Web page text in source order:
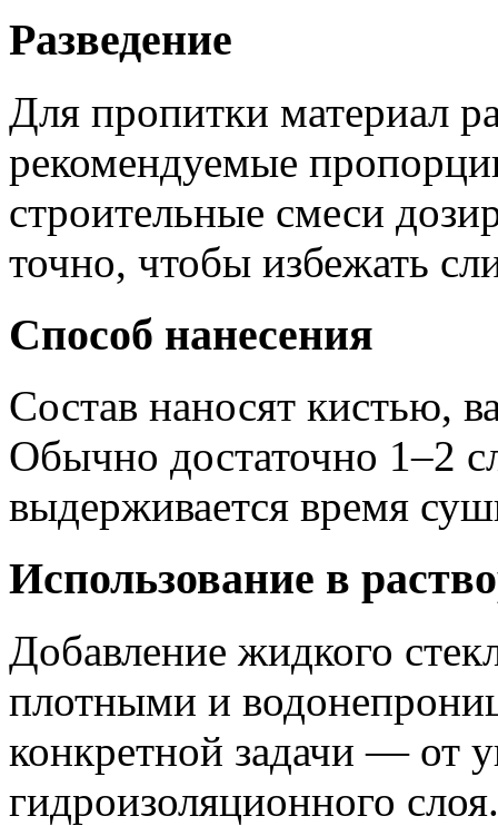
Разведение
Для пропитки материал
рекомендуемые
строительные смеси
точно, чтобы избежать
Способ нанесения
Состав наносят кистью,
Обычно достаточно 1–2
выдерживается время
Использование в
Добавление жидкого
плотными и
конкретной задачи — от
гидроизоляционного слоя.